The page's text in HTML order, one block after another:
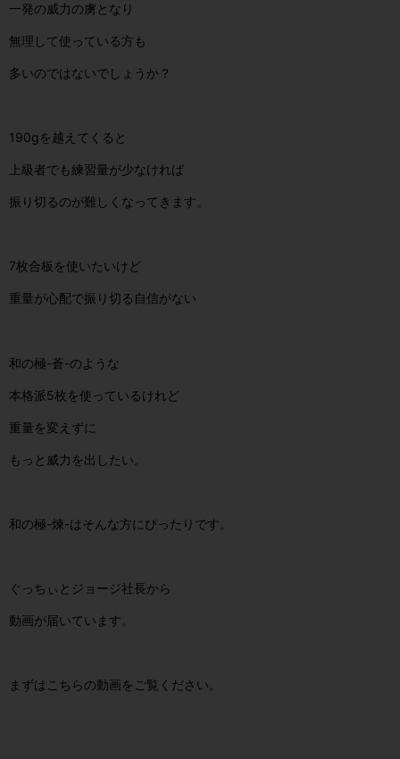
一発の威力の虜となり
無理して使っている方も
多いのではないでしょうか？
190gを越えてくると
上級者でも練習量が少なければ
振り切るのが難しくなってきます。
7枚合板を使いたいけど
重量が心配で振り切る自信がない
和の極-蒼-のような
本格派5枚を使っているけれど
重量を変えずに
もっと威力を出したい。
和の極-煉-はそんな方にぴったりです。
ぐっちぃとジョージ社長から
動画が届いています。
まずはこちらの動画をご覧ください。